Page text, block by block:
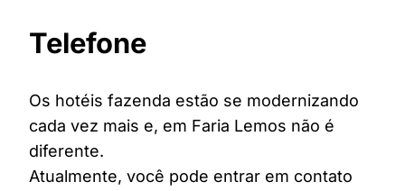
Telefone
Os hotéis fazenda estão se modernizando
cada vez mais e, em Faria Lemos não é
diferente.
Atualmente, você pode entrar em contato